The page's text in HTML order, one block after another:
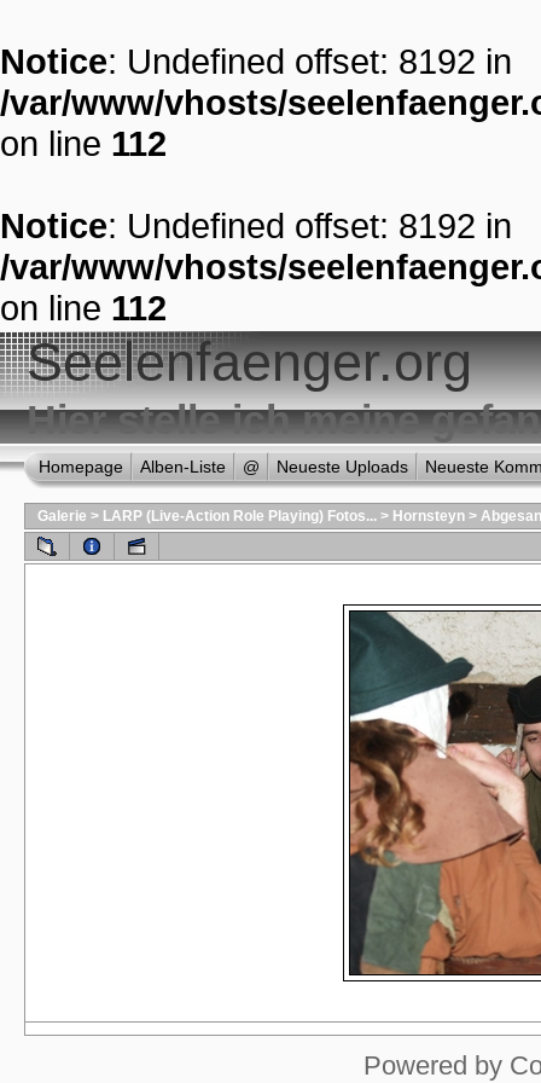
Notice: Undefined offset: 8192 in
/var/www/vhosts/
on line 112
Notice: Undefined offset: 8192 in
/var/www/vhosts/
on line 112
Seelenfaenger.org
Hier stelle ich meine
Homepage Alben-Liste @ Neueste Uploads Neueste
Galerie > LARP (Live-Action Role Playing) Fotos... > Hornsteyn >
Powered by